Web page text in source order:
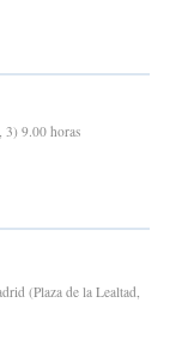
3) 9.00 horas
(Plaza de la Lealtad,